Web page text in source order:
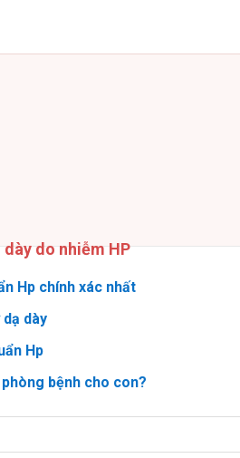
do nhiễm HP
Hp chính xác nhất
dày
Hp
bệnh cho con?